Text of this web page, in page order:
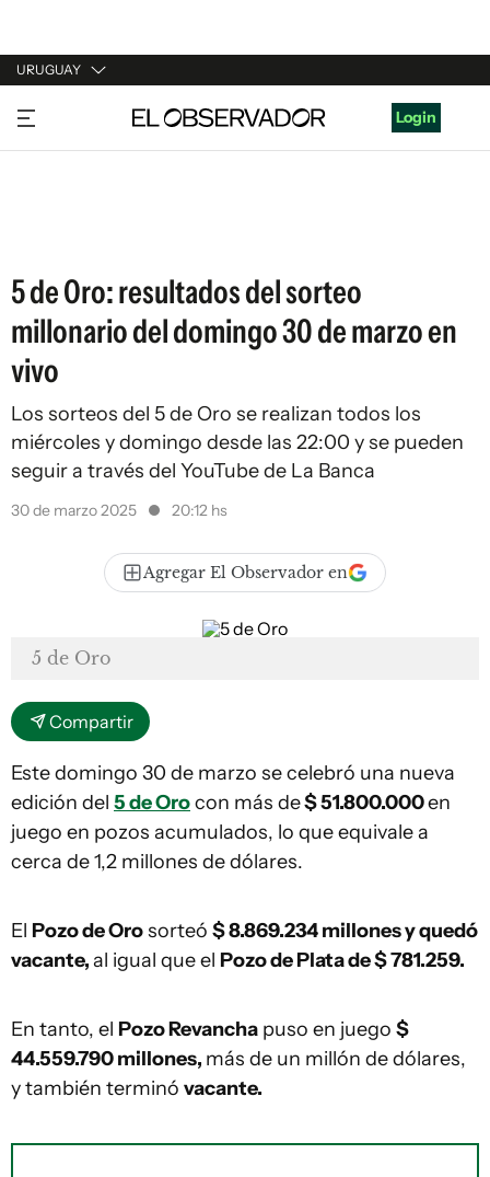
URUGUAY
URUGUAY
ARGENTINA
Login
5 de Oro: resultados del sorteo
millonario del domingo 30 de marzo en
vivo
Los sorteos del 5 de Oro se realizan todos los
miércoles y domingo desde las 22:00 y se pueden
seguir a través del YouTube de La Banca
30 de marzo 2025 20:12 hs
Agregar El Observador en
5 de Oro
Compartir
Este domingo 30 de marzo se celebró una nueva
edición del 5 de Orocon más de$ 51.800.000en
juego en pozos acumulados, lo que equivale a
cerca de 1,2 millones de dólares.
El Pozo de Orosorteó $ 8.869.234 millones y quedó
vacante,al igual que el Pozo de Plata de $ 781.259.
En tanto, el Pozo Revancha puso en juego $
44.559.790 millones, más de un millón de dólares,
y también terminó vacante.